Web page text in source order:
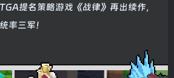
提名策略游戏《战律》再出续作，
率三军！